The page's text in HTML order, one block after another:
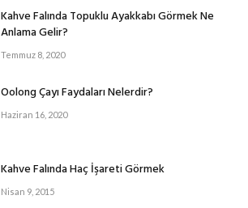
Kahve Falında Topuklu Ayakkabı Görmek Ne
Anlama Gelir?
Temmuz 8, 2020
Oolong Çayı Faydaları Nelerdir?
Haziran 16, 2020
Kahve Falında Haç İşareti Görmek
Nisan 9, 2015